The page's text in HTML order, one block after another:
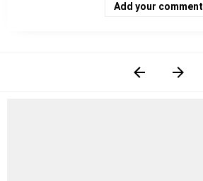
Add your comment